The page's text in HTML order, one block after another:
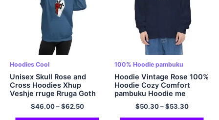
Hoodies Cool
Unisex Skull Rose and
Cross Hoodies Xhup
Veshje rruge Rruga Goth
Hoodie Shumëngjyrëshe
$46.00–$62.50
100% Hoodie pambuku
Hoodie Vintage Rose 100%
Hoodie Cozy Comfort
pambuku Hoodie me
përmasa shumëngjyrësh
$50.30–$53.30